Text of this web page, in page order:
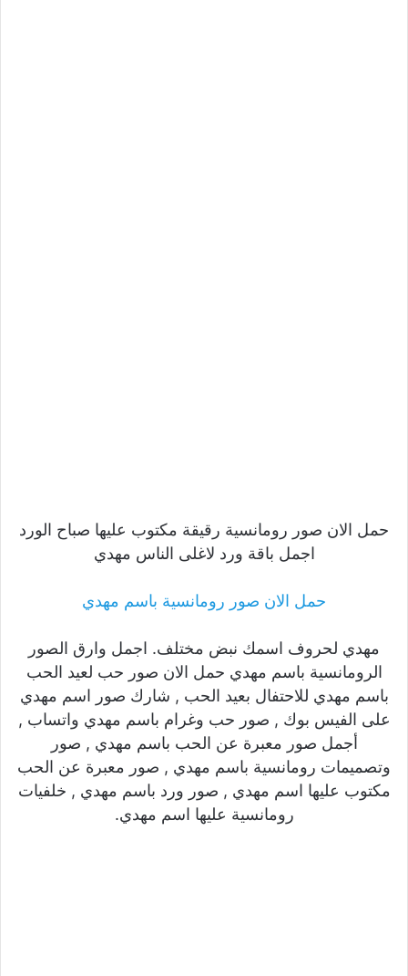
حمل الان صور رومانسية رقيقة مكتوب عليها صباح الورد
اجمل باقة ورد لاغلى الناس مهدي
حمل الان صور رومانسية باسم مهدي
مهدي لحروف اسمك نبض مختلف. اجمل وارق الصور
الرومانسية باسم مهدي حمل الان صور حب لعيد الحب
باسم مهدي للاحتفال بعيد الحب , شارك صور اسم مهدي
على الفيس بوك , صور حب وغرام باسم مهدي واتساب ,
أجمل صور معبرة عن الحب باسم مهدي , صور
وتصميمات رومانسية باسم مهدي , صور معبرة عن الحب
مكتوب عليها اسم مهدي , صور ورد باسم مهدي , خلفيات
رومانسية عليها اسم مهدي.